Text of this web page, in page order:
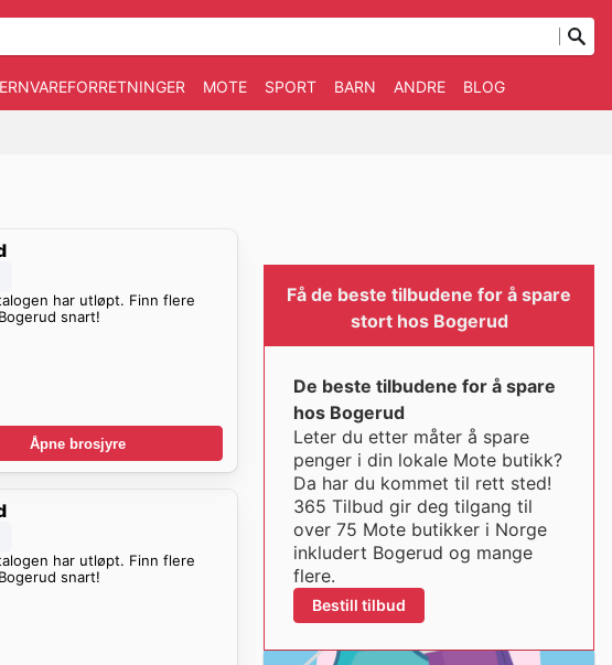
MOTE SPORT BARN ANDRE BLOG
har utløpt. Finn flere
snart!
Åpne brosjyre
har utløpt. Finn flere
snart!
Få de beste tilbudene for å spare
stort hos Bogerud
De beste tilbudene for å spare
hos Bogerud
Leter du etter måter å spare
penger i din lokale Mote butikk?
Da har du kommet til rett sted!
365 Tilbud gir deg tilgang til
over 75 Mote butikker i Norge
inkludert Bogerud og mange
flere.
Bestill tilbud